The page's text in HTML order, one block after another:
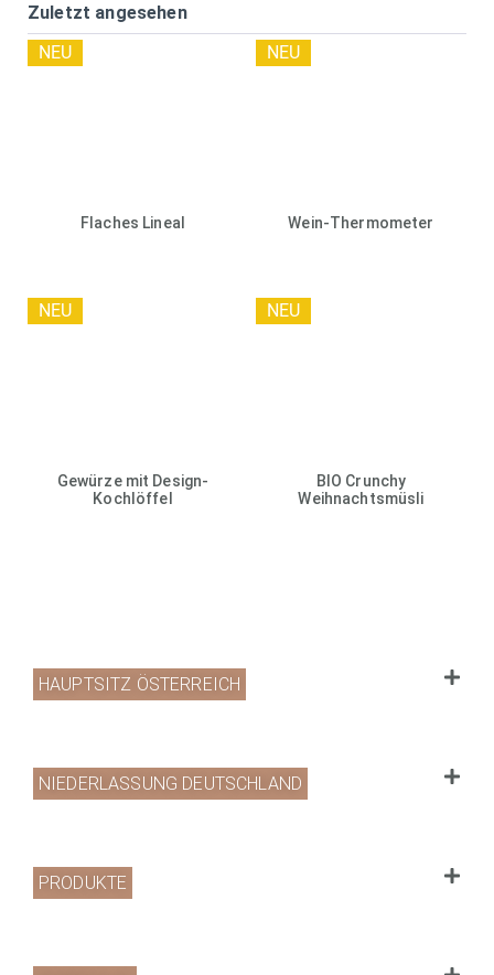
Zuletzt angesehen
Flaches Lineal
NEU
Wein-Thermometer
NEU
Gewürze mit Design-
Kochlöffel
NEU
BIO Crunchy
Weihnachtsmüsli
NEU
HAUPTSITZ ÖSTERREICH
NIEDERLASSUNG DEUTSCHLAND
PRODUKTE